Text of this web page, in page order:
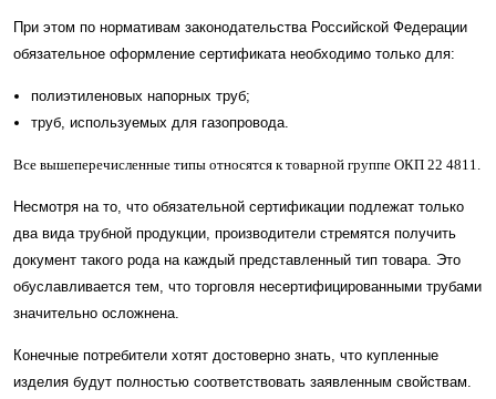
При этом по нормативам законодательства Российской Федерации
обязательное оформление сертификата необходимо только для:
полиэтиленовых напорных труб;
труб, используемых для газопровода.
Все вышеперечисленные типы относятся к товарной группе ОКП 22 4811.
Несмотря на то, что обязательной сертификации подлежат только
два вида трубной продукции, производители стремятся получить
документ такого рода на каждый представленный тип товара. Это
обуславливается тем, что торговля несертифицированными трубами
значительно осложнена.
Конечные потребители хотят достоверно знать, что купленные
изделия будут полностью соответствовать заявленным свойствам.